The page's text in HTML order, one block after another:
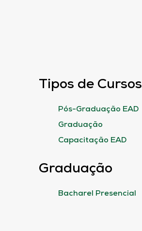
Tipos de Cursos
Pós-Graduação EAD
Graduação
Capacitação EAD
Graduação
Bacharel Presencial